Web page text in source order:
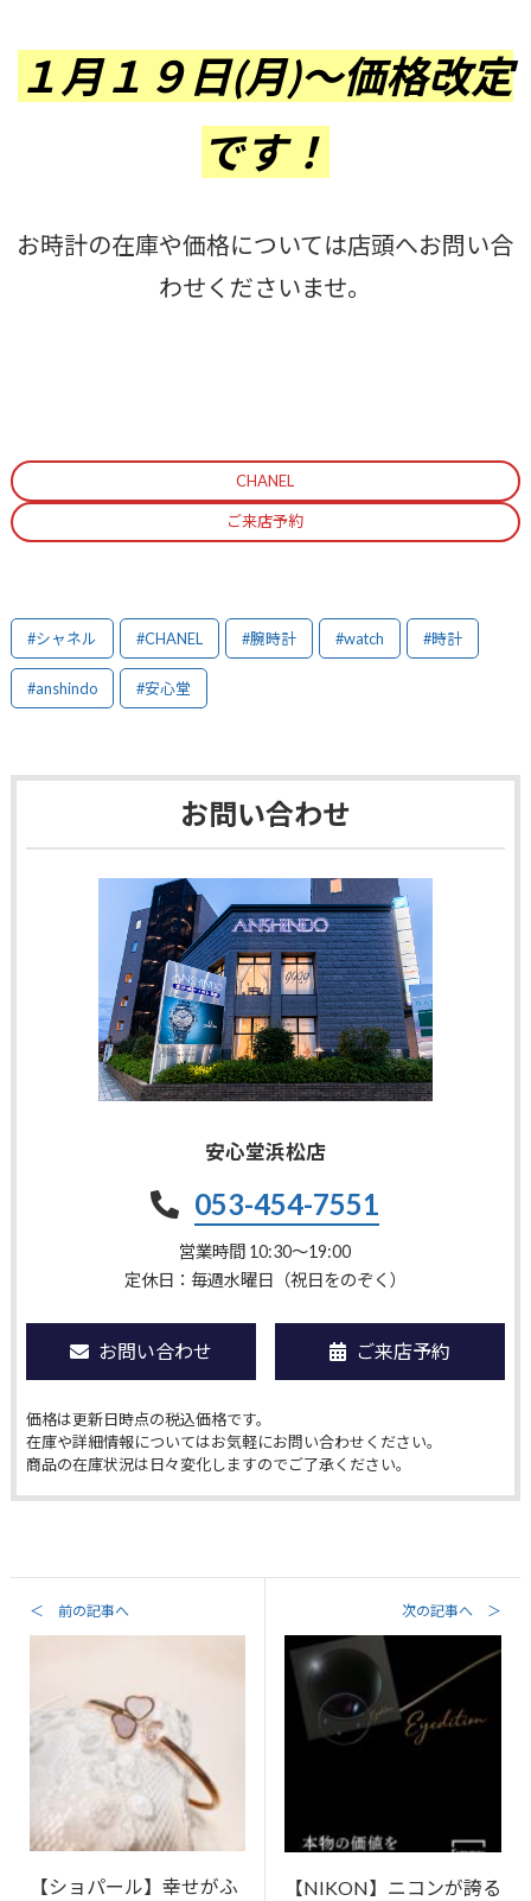
１月１９日(月)～価格改定
です！
お時計の在庫や価格については店頭へお問い合
わせくださいませ。
CHANEL
ご来店予約
#シャネル #CHANEL #腕時計 #watch #時計
#anshindo #安心堂
お問い合わせ
安心堂浜松店
053-454-7551
営業時間 10:30〜19:00
定休日：毎週水曜日（祝日をのぞく）
お問い合わせ ご来店予約
価格は更新日時点の税込価格です。
在庫や詳細情報についてはお気軽にお問い合わせください。
商品の在庫状況は日々変化しますのでご了承ください。
＜ 前の記事へ
【ショパール】幸せがふ
次の記事へ ＞
【NIKON】ニコンが誇る